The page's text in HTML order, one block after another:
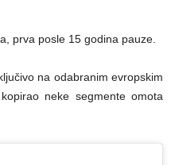
prva posle 15 godina pauze.
na odabranim evropskim
neke segmente omota